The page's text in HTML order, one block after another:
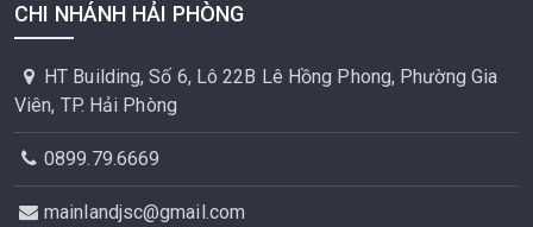
CHI NHÁNH HẢI PHÒNG
HT Building, Số 6, Lô 22B Lê Hồng Phong, Phường Gia
Viên, TP. Hải Phòng
0899.79.6669
mainlandjsc@gmail.com